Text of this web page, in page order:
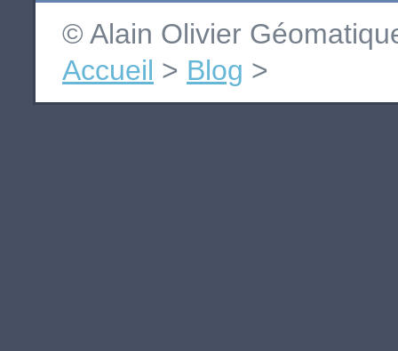
© Alain Olivier
Accueil > Blog >